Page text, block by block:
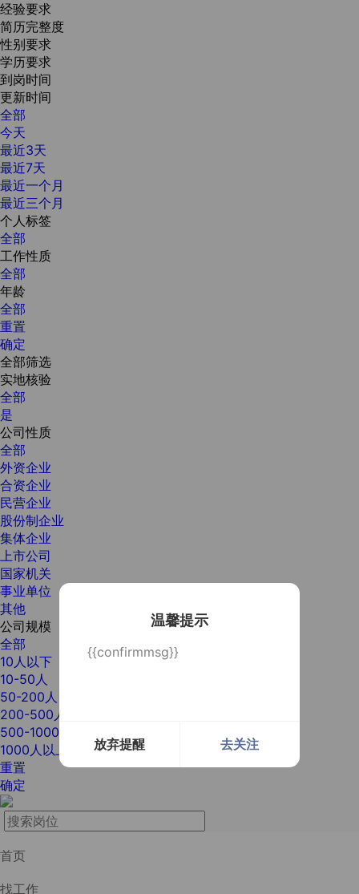
温馨提示
{{confirmmsg}}
放弃提醒 去关注
经验要求
简历完整度
性别要求
学历要求
到岗时间
更新时间
全部
今天
最近3天
最近7天
最近一个月
最近三个月
个人标签
全部
工作性质
全部
年龄
全部
重置
确定
全部筛选
实地核验
全部
是
公司性质
全部
外资企业
合资企业
民营企业
股份制企业
集体企业
上市公司
国家机关
事业单位
其他
公司规模
全部
10人以下
10-50人
50-200人
200-500人
500-1000人
1000人以上
重置
确定
首页
找工作